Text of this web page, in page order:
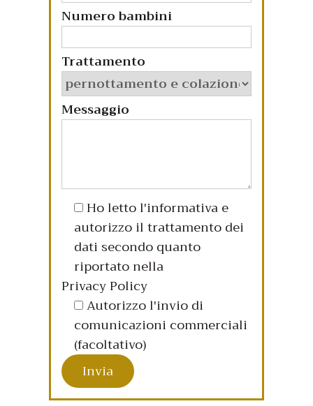
Numero bambini
Trattamento
Messaggio
Ho letto l'informativa e
autorizzo il trattamento dei
dati secondo quanto
riportato nella
Privacy Policy
Autorizzo l'invio di
comunicazioni commerciali
(facoltativo)